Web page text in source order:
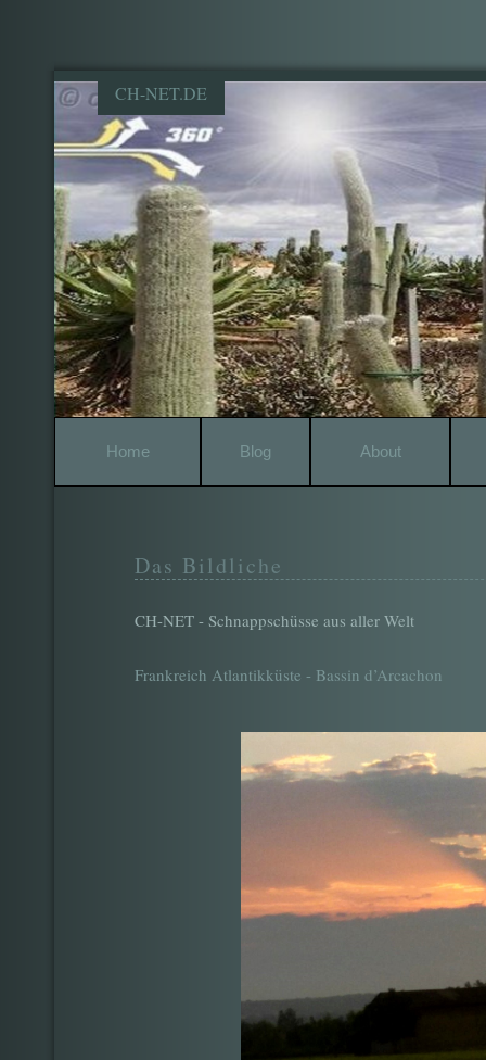
CH-NET.DE
Home Blog About
Das Bildliche
CH-NET - Schnappschüsse aus aller Welt
Frankreich Atlantikküste - Bassin d’Arcachon